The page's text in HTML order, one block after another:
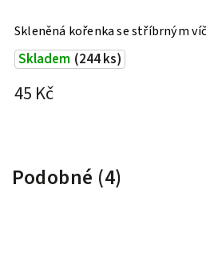
Skleněná kořenka se stříbrným
Skladem (244 ks)
45 Kč
Podobné (4)